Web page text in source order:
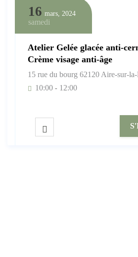
16 mars, 2024
samedi
Atelier Gelée glacée anti-
Crème visage anti-âge
15 rue du bourg 62120 Aire-sur-
10:00 - 12:00